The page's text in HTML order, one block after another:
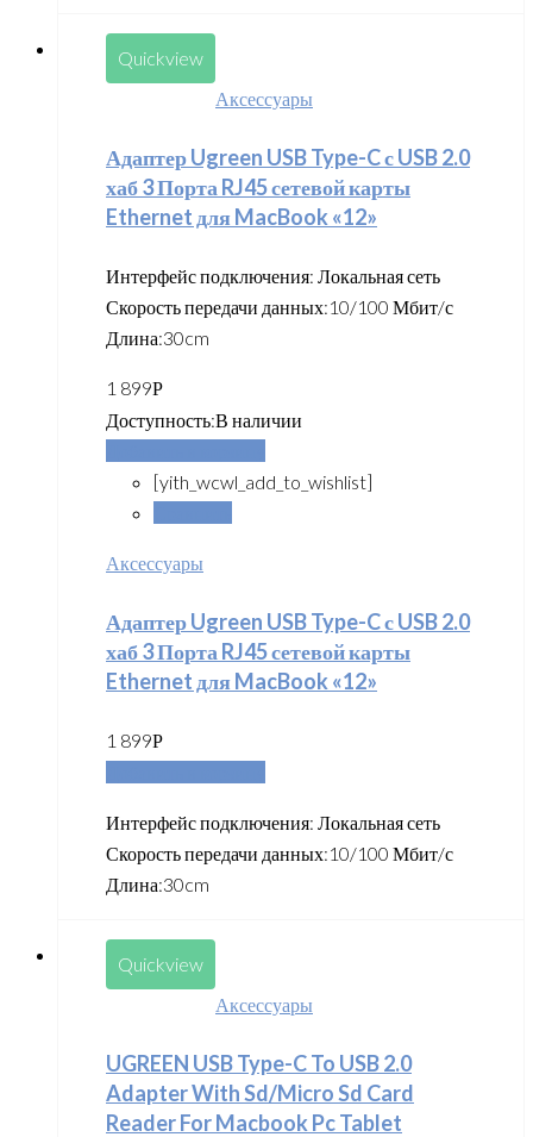
Quickview
Аксессуары
Адаптер Ugreen USB Type-C с USB 2.0
хаб 3 Порта RJ45 сетевой карты
Ethernet для MacBook «12»
Интерфейс подключения: Локальная сеть
Скорость передачи данных:10/100 Мбит/с
Длина:30cm
1 899Р
Доступность:В наличии
[yith_wcwl_add_to_wishlist]
Аксессуары
Адаптер Ugreen USB Type-C с USB 2.0
хаб 3 Порта RJ45 сетевой карты
Ethernet для MacBook «12»
1 899Р
Интерфейс подключения: Локальная сеть
Скорость передачи данных:10/100 Мбит/с
Длина:30cm
Quickview
Аксессуары
UGREEN USB Type-C To USB 2.0
Adapter With Sd/Micro Sd Card
Reader For Macbook Pc Tablet